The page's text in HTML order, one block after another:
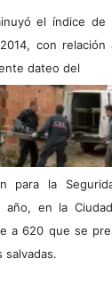
el índice de
con relación
dateo del
para la
año, en la
a 620 que se
salvadas.